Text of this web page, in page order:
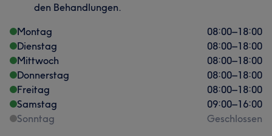
den Behandlungen.
Montag
08:00–18:00
Dienstag
08:00–18:00
Mittwoch
08:00–18:00
Donnerstag
08:00–18:00
Freitag
08:00–18:00
Samstag
09:00–16:00
Sonntag
Geschlossen